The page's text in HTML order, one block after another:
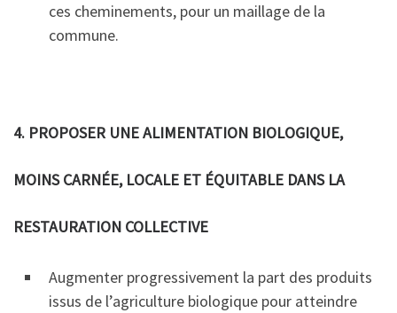
ces cheminements, pour un maillage de la
commune.
4. PROPOSER UNE ALIMENTATION BIOLOGIQUE,
MOINS CARNÉE, LOCALE ET ÉQUITABLE DANS LA
RESTAURATION COLLECTIVE
Augmenter progressivement la part des produits
issus de l’agriculture biologique pour atteindre